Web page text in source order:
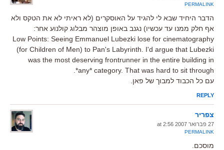
PERMALINK
הדבר היחיד שבא לי להגיד על האוסקרים (לא ראיתי לא את הטקס ולא
אף חלק ממנו עד עכשיו) נגנב באופן מוצהר מבלוג קולנוע אחר:
Low Points: Seeing Emmanuel Lubezki lose for cinematography
(for Children of Men) to Pan's Labyrinth. I'd argue that Lubezki
was the most deserving frontrunner in the entire building in
*any* category. That was hard to sit through.
עם כל הכבוד למבוך של פאן.
REPLY
צפריר
27 פברואר 2007 at 2:56
PERMALINK
מוסכם.